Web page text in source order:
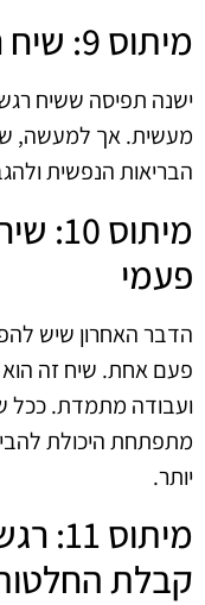
מיתוס 9: שיח רגשות הוא בזבוז זמן
ישנה תפיסה ששיח
מעשית. אך למעשה,
הבריאות הנפשית
פעמי
הדבר האחרון שיש
פעם אחת. שיח זה
ועבודה מתמדת. ככל
מתפתחת היכולת
יותר.
קבלת